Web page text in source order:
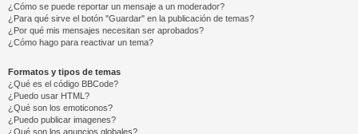
¿Cómo se puede reportar un mensaje a un moderador?
¿Para qué sirve el botón "Guardar" en la publicación de temas?
¿Por qué mis mensajes necesitan ser aprobados?
¿Cómo hago para reactivar un tema?
Formatos y tipos de temas
¿Qué es el código BBCode?
¿Puedo usar HTML?
¿Qué son los emoticonos?
¿Puedo publicar imagenes?
¿Qué son los anuncios globales?